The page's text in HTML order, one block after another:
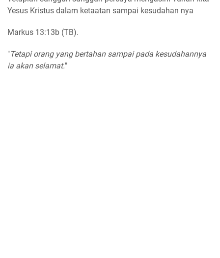
Yesus Kristus dalam ketaatan sampai kesudahan nya
Markus 13:13b (TB).
"Tetapi orang yang bertahan sampai pada kesudahannya
ia akan selamat."